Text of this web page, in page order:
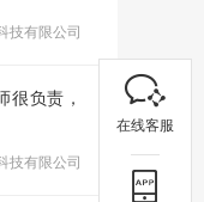
技有限公司
很负责，
技有限公司
在线客服